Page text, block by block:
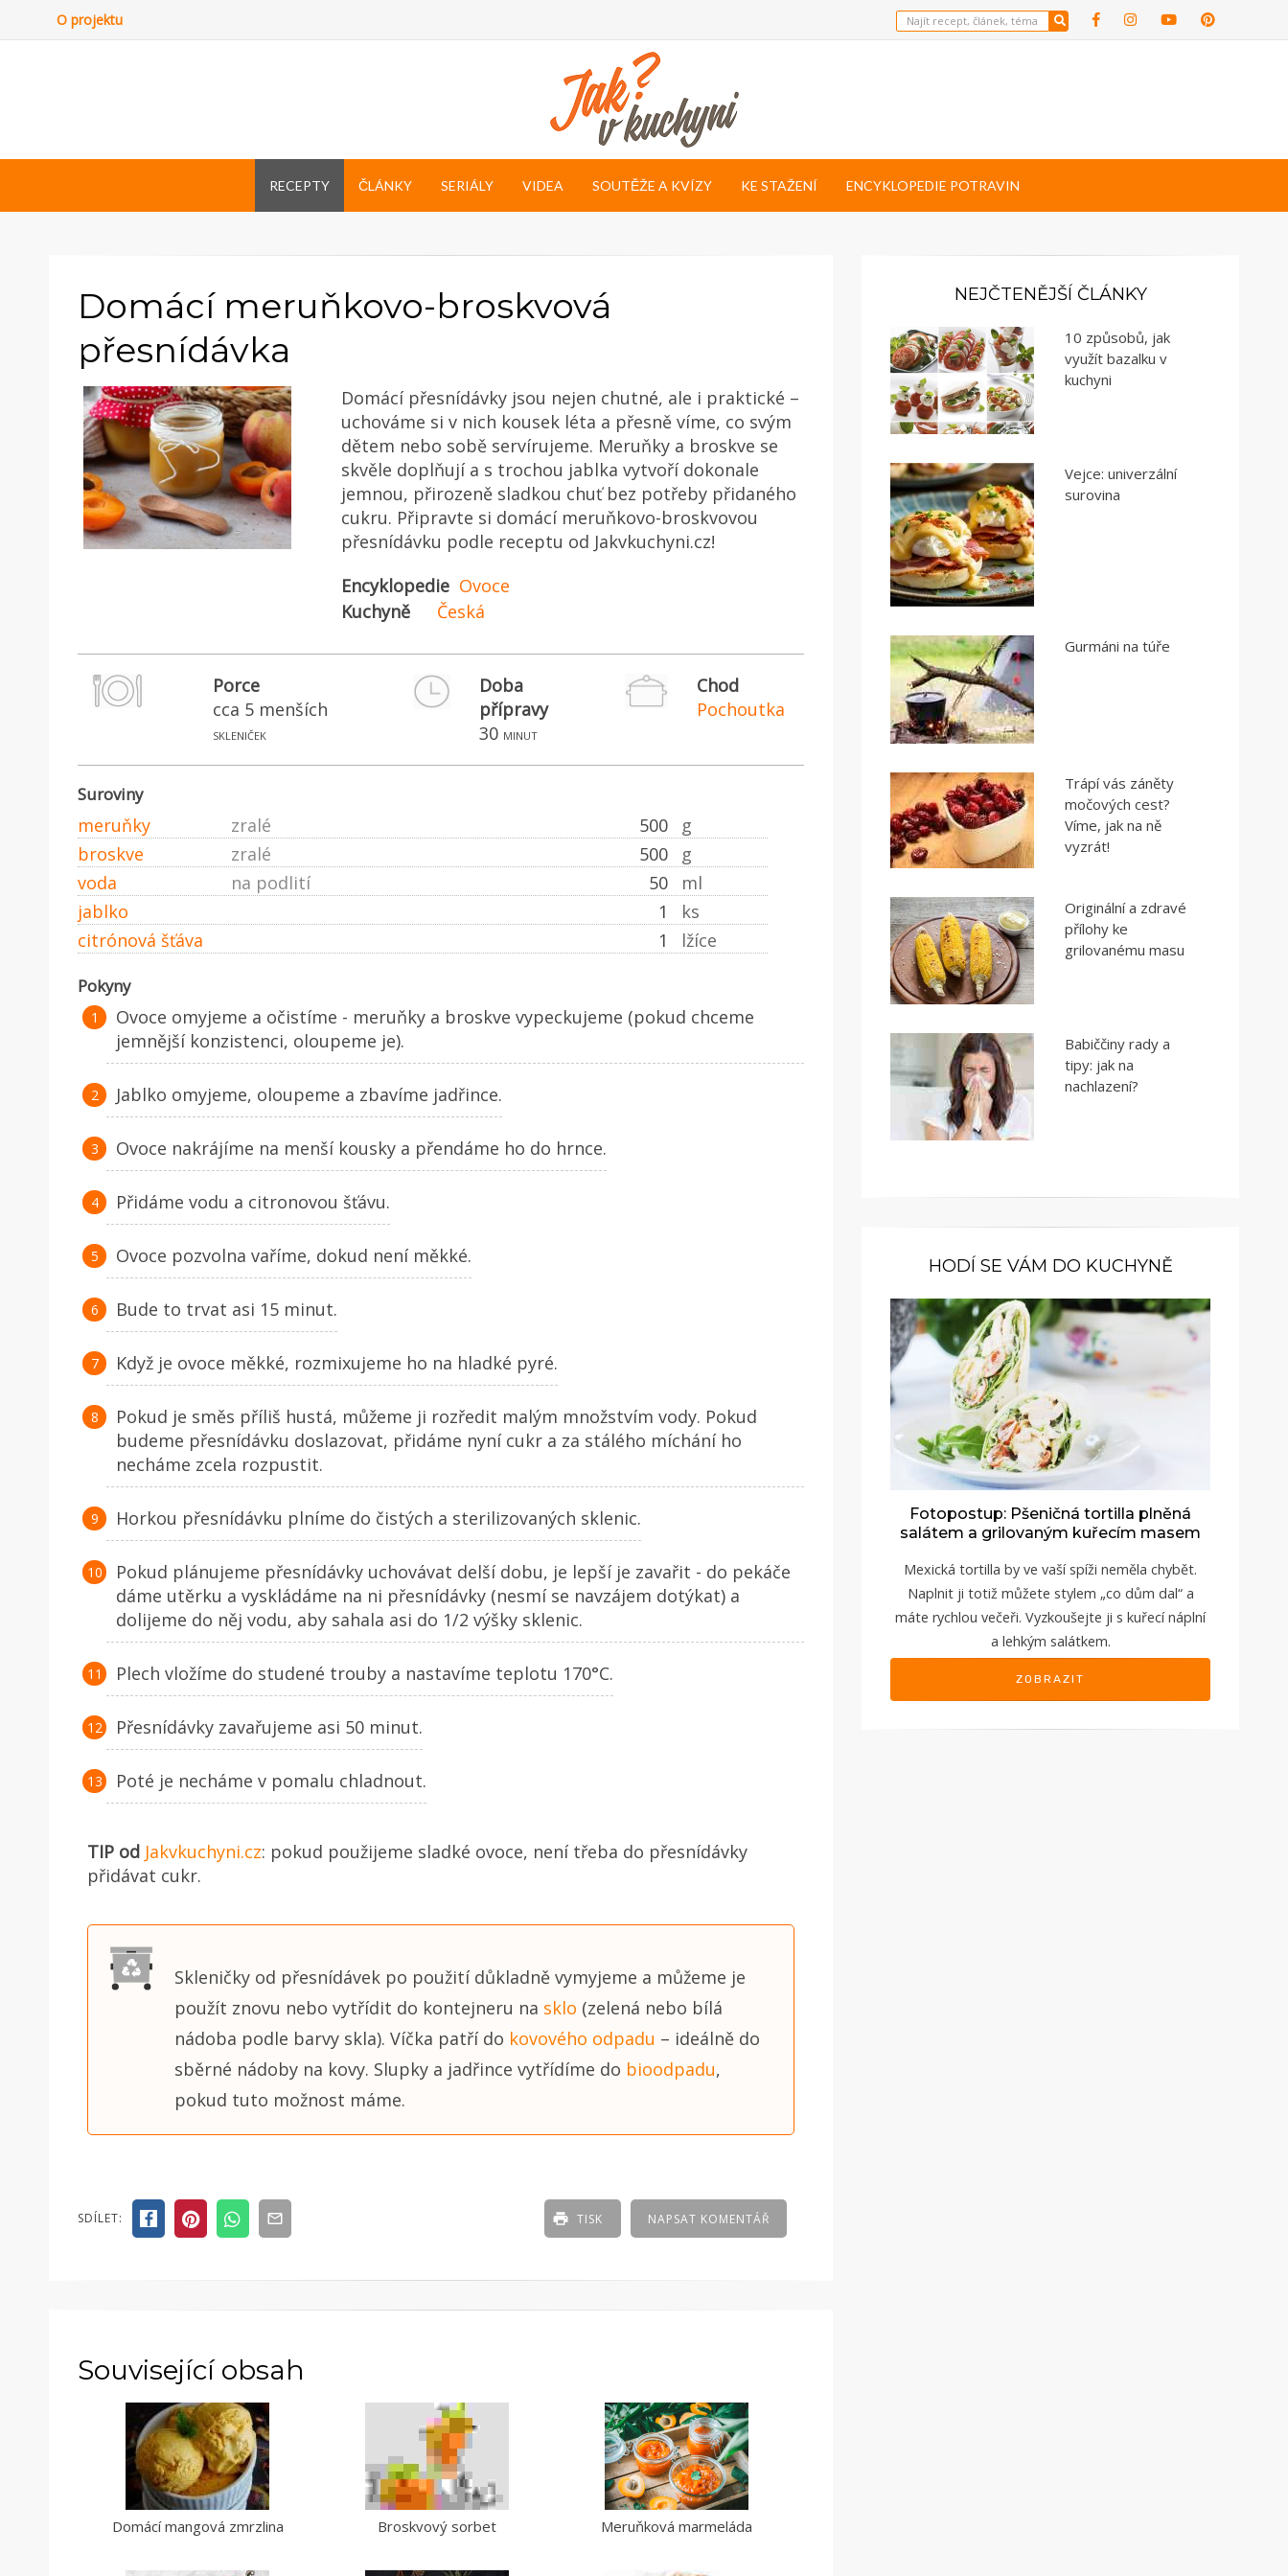
O projektu
RECEPTY ČLÁNKY SERIÁLY VIDEA SOUTĚŽE A KVÍZY KE STAŽENÍ ENCYKLOPEDIE POTRAVIN
Domácí meruňkovo-broskvová
přesnídávka
Domácí přesnídávky jsou nejen chutné, ale i praktické –
uchováme si v nich kousek léta a přesně víme, co svým
dětem nebo sobě servírujeme. Meruňky a broskve se
skvěle doplňují a s trochou jablka vytvoří dokonale
jemnou, přirozeně sladkou chuť bez potřeby přidaného
cukru. Připravte si domácí meruňkovo-broskvovou
přesnídávku podle receptu od Jakvkuchyni.cz!
Encyklopedie Ovoce
Kuchyně
Česká
Porce
cca 5 menších
skleniček
Doba
přípravy
30 minut
Chod
Pochoutka
Suroviny
meruňky 500 g
zralé
broskve
500 g
zralé
voda
50 ml
na podlití
jablko
1
ks
citrónová šťáva
1 lžíce
Pokyny
Ovoce omyjeme a očistíme - meruňky a broskve vypeckujeme (pokud chceme
jemnější konzistenci, oloupeme je).
Jablko omyjeme, oloupeme a zbavíme jadřince.
Ovoce nakrájíme na menší kousky a přendáme ho do hrnce.
Přidáme vodu a citronovou šťávu.
Ovoce pozvolna vaříme, dokud není měkké.
Bude to trvat asi 15 minut.
Když je ovoce měkké, rozmixujeme ho na hladké pyré.
Pokud je směs příliš hustá, můžeme ji rozředit malým množstvím vody. Pokud
budeme přesnídávku doslazovat, přidáme nyní cukr a za stálého míchání ho
necháme zcela rozpustit.
Horkou přesnídávku plníme do čistých a sterilizovaných sklenic.
Pokud plánujeme přesnídávky uchovávat delší dobu, je lepší je zavařit - do pekáče
dáme utěrku a vyskládáme na ni přesnídávky (nesmí se navzájem dotýkat) a
dolijeme do něj vodu, aby sahala asi do 1/2 výšky sklenic.
Plech vložíme do studené trouby a nastavíme teplotu 170°C.
Přesnídávky zavařujeme asi 50 minut.
Poté je necháme v pomalu chladnout.
TIP od Jakvkuchyni.cz: pokud použijeme sladké ovoce, není třeba do přesnídávky
přidávat cukr.
Skleničky od přesnídávek po použití důkladně vymyjeme a můžeme je
použít znovu nebo vytřídit do kontejneru na sklo (zelená nebo bílá
nádoba podle barvy skla). Víčka patří do kovového odpadu – ideálně do
sběrné nádoby na kovy. Slupky a jadřince vytřídíme do bioodpadu,
pokud tuto možnost máme.
SDÍLET: NAPSAT KOMENTÁŘ
TISK
Související obsah
Domácí mangová zmrzlina Broskvový sorbet Meruňková marmeláda
NEJČTENĚJŠÍ ČLÁNKY
10 způsobů, jak
využít bazalku v
kuchyni
Vejce: univerzální
surovina
Gurmáni na túře
Trápí vás záněty
močových cest?
Víme, jak na ně
vyzrát!
Originální a zdravé
přílohy ke
grilovanému masu
Babiččiny rady a
tipy: jak na
nachlazení?
HODÍ SE VÁM DO KUCHYNĚ
Fotopostup: Pšeničná tortilla plněná
salátem a grilovaným kuřecím masem
Mexická tortilla by ve vaší spíži neměla chybět.
Naplnit ji totiž můžete stylem „co dům dal“ a
máte rychlou večeři. Vyzkoušejte ji s kuřecí náplní
a lehkým salátkem.
ZOBRAZIT